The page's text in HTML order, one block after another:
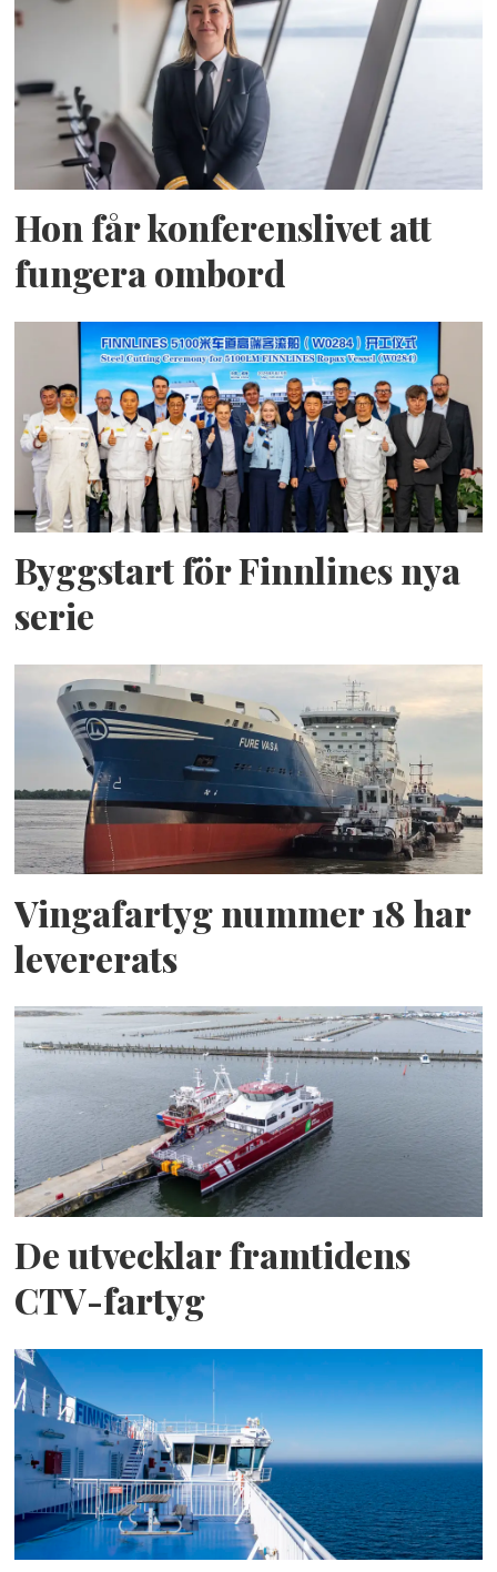
Hon får konferenslivet att
fungera ombord
Byggstart för Finnlines nya
serie
Vingafartyg nummer 18 har
levererats
De utvecklar framtidens
CTV-fartyg